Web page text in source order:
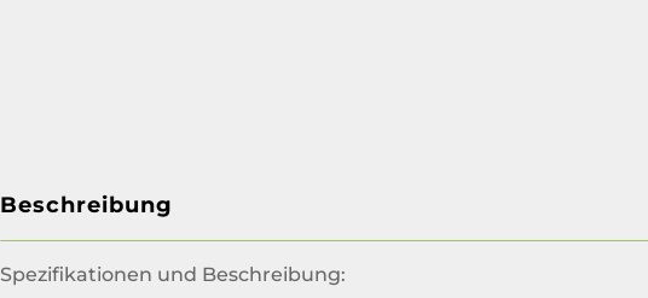
Beschreibung
Spezifikationen und Beschreibung: